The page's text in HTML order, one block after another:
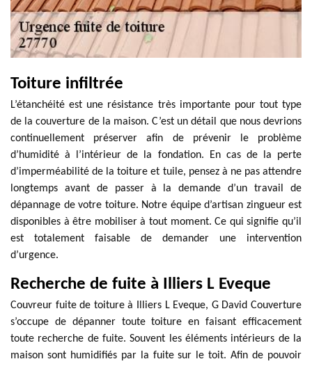
Toiture infiltrée
L’étanchéité est une résistance très importante pour tout type
de la couverture de la maison. C’est un détail que nous devrions
continuellement préserver afin de prévenir le problème
d’humidité à l’intérieur de la fondation. En cas de la perte
d’imperméabilité de la toiture et tuile, pensez à ne pas attendre
longtemps avant de passer à la demande d’un travail de
dépannage de votre toiture. Notre équipe d’artisan zingueur est
disponibles à être mobiliser à tout moment. Ce qui signifie qu’il
est totalement faisable de demander une intervention
d’urgence.
Recherche de fuite à Illiers L Eveque
Couvreur fuite de toiture à Illiers L Eveque, G David Couverture
s’occupe de dépanner toute toiture en faisant efficacement
toute recherche de fuite. Souvent les éléments intérieurs de la
maison sont humidifiés par la fuite sur le toit. Afin de pouvoir